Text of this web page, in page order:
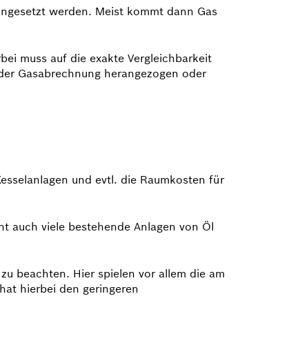
werden. Meist kommt dann Gas
muss auf die exakte Vergleichbarkeit
Gasabrechnung herangezogen oder
und evtl. die Raumkosten für
auch viele bestehende Anlagen von Öl
beachten. Hier spielen vor allem die am
hierbei den geringeren